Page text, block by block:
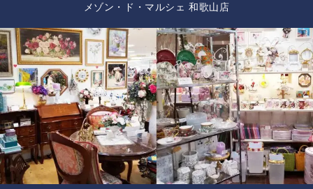
メゾン・ド・マルシェ 和歌山店